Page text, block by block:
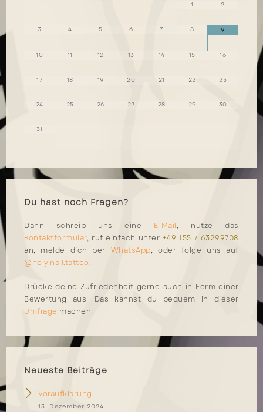
1 2
3 4 5 6 7 8 9
10 11 12 13 14 15 16
17 18 19 20 21 22 23
24 25 26 27 28 29 30
31
Du hast noch Fragen?
Dann schreib uns eine E-Mail, nutze das
Kontaktformular, ruf einfach unter +49 155 / 63299708
an, melde dich per WhatsApp, oder folge uns auf
@holy.nail.tattoo.
Drücke deine Zufriedenheit gerne auch in Form einer
Bewertung aus. Das kannst du bequem in dieser
Umfrage machen.
Neueste Beiträge
Voraufklärung
13. Dezember 2024